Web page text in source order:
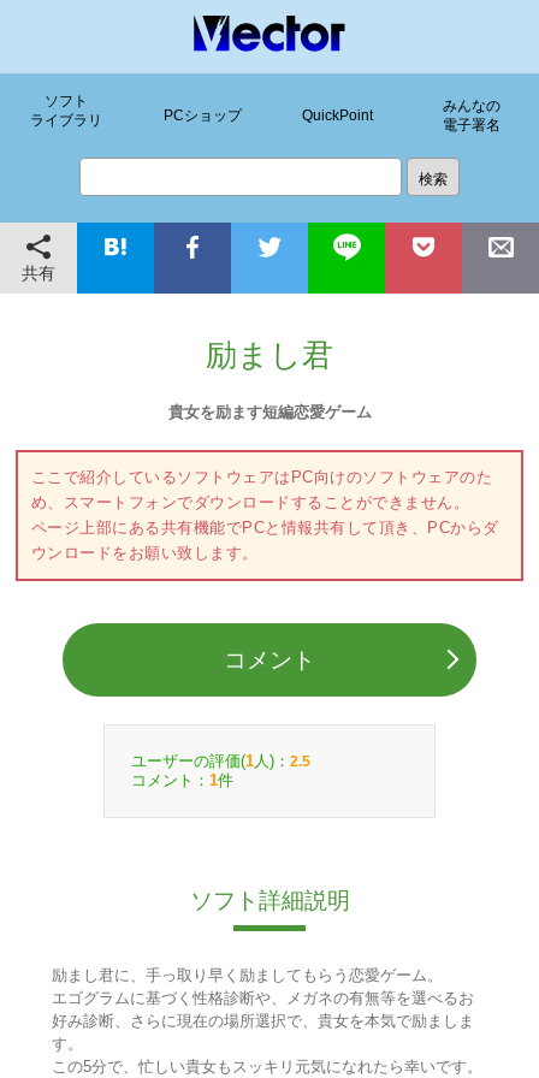
ソフト
ライブラリ
PCショップ QuickPoint
みんなの
電子署名
共有
励まし君
貴女を励ます短編恋愛ゲーム
ここで紹介しているソフトウェアはPC向けのソフトウェアのた
め、スマートフォンでダウンロードすることができません。
ページ上部にある共有機能でPCと情報共有して頂き、PCからダ
ウンロードをお願い致します。
コメント
ユーザーの評価(1 人)： 2.5
コメント： 1件
ソフト詳細説明
励まし君に、手っ取り早く励ましてもらう恋愛ゲーム。
エゴグラムに基づく性格診断や、メガネの有無等を選べるお
好み診断、さらに現在の場所選択で、貴女を本気で励ましま
す。
この5分で、忙しい貴女もスッキリ元気になれたら幸いです。